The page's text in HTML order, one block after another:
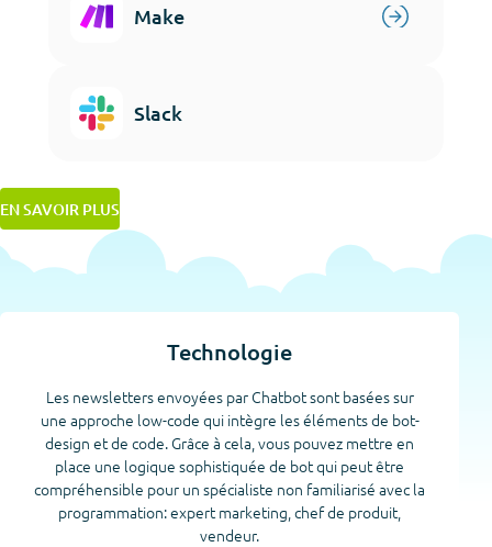
Make
Slack
EN SAVOIR PLUS
Technologie
Les newsletters envoyées par Chatbot sont basées sur
une approche low-code qui intègre les éléments de bot-
design et de code. Grâce à cela, vous pouvez mettre en
place une logique sophistiquée de bot qui peut être
compréhensible pour un spécialiste non familiarisé avec la
programmation: expert marketing, chef de produit,
vendeur.